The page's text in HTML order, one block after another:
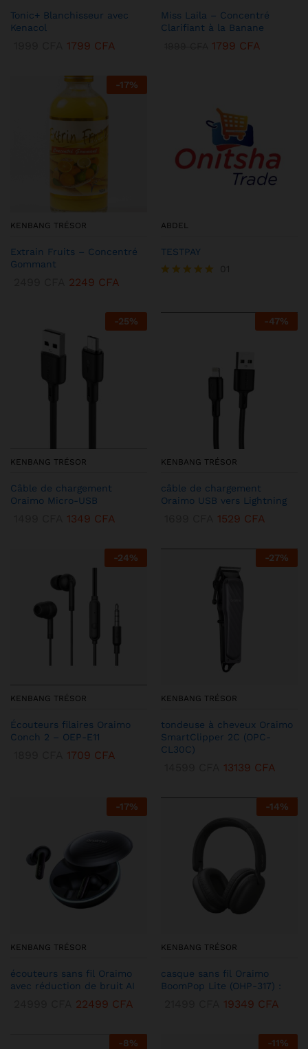
Tonic+ Blanchisseur avec
Kenacol
1799 CFA
Miss Laila – Concentré
Clarifiant à la Banane
1799 CFA
-17%
KENBANG TRÉSOR
Extrain Fruits – Concentré
Gommant
2249 CFA
ABDEL
TESTPAY
-25%
KENBANG TRÉSOR
Câble de chargement
Oraimo Micro-USB
1349 CFA
-47%
KENBANG TRÉSOR
câble de chargement
Oraimo USB vers Lightning
1529 CFA
-24%
KENBANG TRÉSOR
Écouteurs filaires Oraimo
Conch 2 – OEP-E11
1709 CFA
-27%
KENBANG TRÉSOR
tondeuse à cheveux Oraimo
SmartClipper 2C (OPC-
CL30C)
13139 CFA
-17%
KENBANG TRÉSOR
écouteurs sans fil Oraimo
avec réduction de bruit AI
22499 CFA
-14%
KENBANG TRÉSOR
casque sans fil Oraimo
BoomPop Lite (OHP-317) :
19349 CFA
-8% -11%